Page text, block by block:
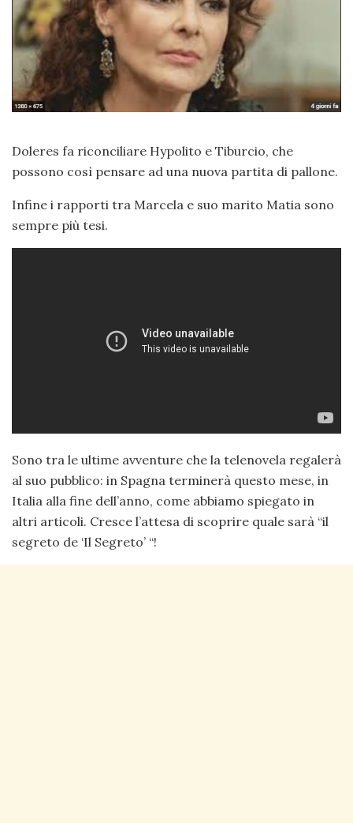
Doleres fa riconciliare Hypolito e Tiburcio, che
possono così pensare ad una nuova partita di pallone.
Infine i rapporti tra Marcela e suo marito Matia sono
sempre più tesi.
Sono tra le ultime avventure che la telenovela regalerà
al suo pubblico: in Spagna terminerà questo mese, in
Italia alla fine dell’anno, come abbiamo spiegato in
altri articoli. Cresce l’attesa di scoprire quale sarà “il
segreto de ‘Il Segreto’ “!